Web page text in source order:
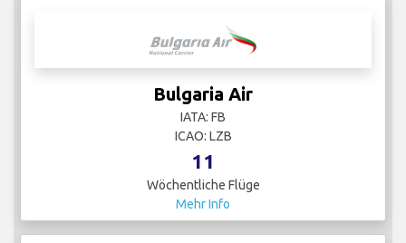
Bulgaria Air
IATA: FB
ICAO: LZB
11
Wöchentliche Flüge
Mehr Info